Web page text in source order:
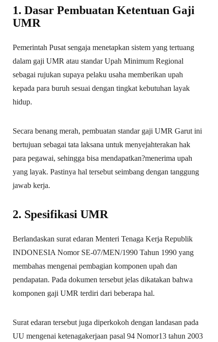
1. Dasar Pembuatan Ketentuan Gaji
UMR
Pemerintah Pusat sengaja menetapkan sistem yang tertuang
dalam gaji UMR atau standar Upah Minimum Regional
sebagai rujukan supaya pelaku usaha memberikan upah
kepada para buruh sesuai dengan tingkat kebutuhan layak
hidup.
Secara benang merah, pembuatan standar gaji UMR Garut ini
bertujuan sebagai tata laksana untuk menyejahterakan hak
para pegawai, sehingga bisa mendapatkan?menerima upah
yang layak. Pastinya hal tersebut seimbang dengan tanggung
jawab kerja.
2. Spesifikasi UMR
Berlandaskan surat edaran Menteri Tenaga Kerja Republik
INDONESIA Nomor SE-07/MEN/1990 Tahun 1990 yang
membahas mengenai pembagian komponen upah dan
pendapatan. Pada dokumen tersebut jelas dikatakan bahwa
komponen gaji UMR terdiri dari beberapa hal.
Surat edaran tersebut juga diperkokoh dengan landasan pada
UU mengenai ketenagakerjaan pasal 94 Nomor13 tahun 2003